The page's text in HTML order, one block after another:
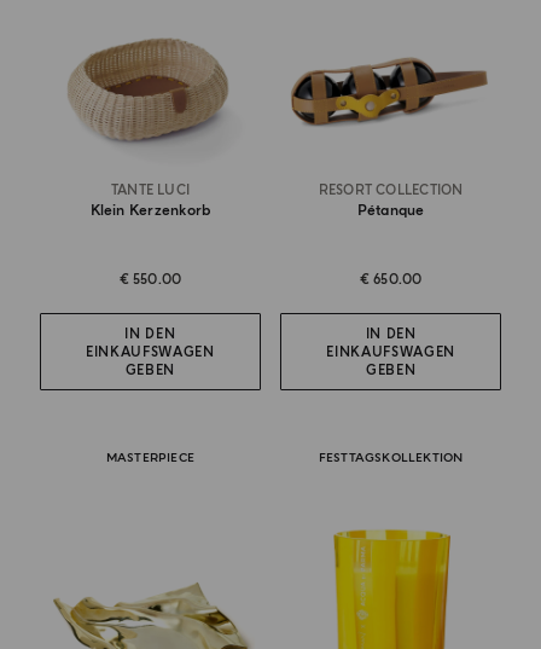
TANTE LUCI
Klein Kerzenkorb
€ 550.00
IN DEN
EINKAUFSWAGEN
GEBEN
RESORT COLLECTION
Pétanque
€ 650.00
IN DEN
EINKAUFSWAGEN
GEBEN
MASTERPIECE FESTTAGSKOLLEKTION